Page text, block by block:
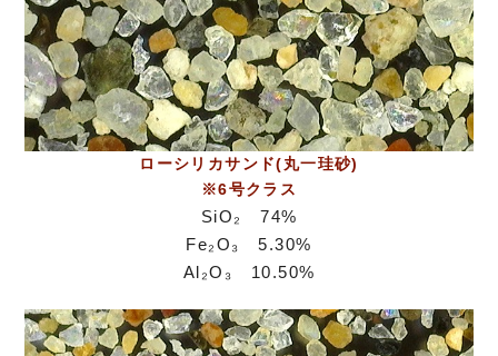
ローシリカサンド(丸一珪砂)
※6号クラス
SiO₂ 74%
Fe₂O₃ 5.30%
Al₂O₃ 10.50%